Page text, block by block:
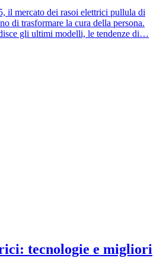
il mercato dei rasoi elettrici pullula di
di trasformare la cura della persona.
gli ultimi modelli, le tendenze di…
tecnologie e migliori